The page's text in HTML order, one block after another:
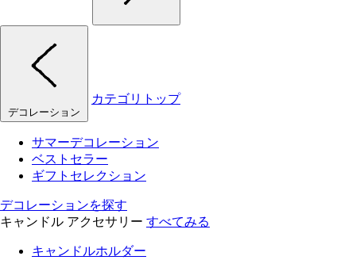
デコレーション
カテゴリトップ
サマーデコレーション
ベストセラー
ギフトセレクション
デコレーションを探す
キャンドル アクセサリー すべてみる
キャンドルホルダー